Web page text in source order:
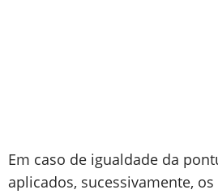
Em caso de igualdade da
aplicados, sucessivamente,